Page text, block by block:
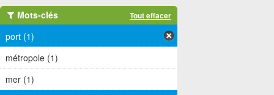
Mots-clés Tout effacer
port (1)
métropole (1)
mer (1)